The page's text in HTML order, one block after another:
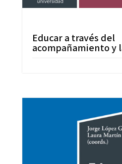
Educar a través del
acompañamiento y